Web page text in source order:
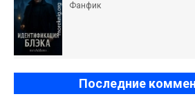
Фанфик
Последние